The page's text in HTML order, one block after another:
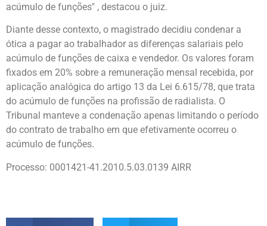
acúmulo de funções" , destacou o juiz.
Diante desse contexto, o magistrado decidiu condenar a
ótica a pagar ao trabalhador as diferenças salariais pelo
acúmulo de funções de caixa e vendedor. Os valores foram
fixados em 20% sobre a remuneração mensal recebida, por
aplicação analógica do artigo 13 da Lei 6.615/78, que trata
do acúmulo de funções na profissão de radialista. O
Tribunal manteve a condenação apenas limitando o período
do contrato de trabalho em que efetivamente ocorreu o
acúmulo de funções.
Processo: 0001421-41.2010.5.03.0139 AIRR